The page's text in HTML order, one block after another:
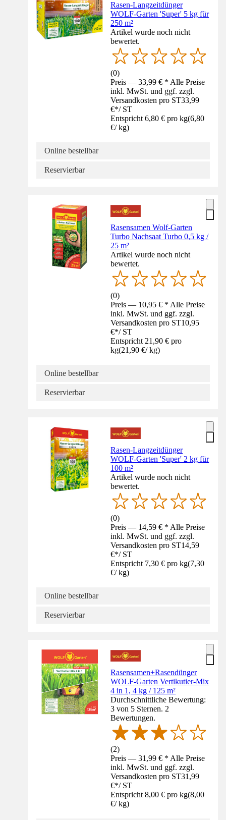
Rasen-Langzeitdünger
WOLF-Garten 'Super' 5 kg für
250 m²
Artikel wurde noch nicht
bewertet.
(0)
Preis — 33,99 € * Alle Preise
inkl. MwSt. und ggf. zzgl.
Versandkosten pro ST33,99
€*/ ST
Entspricht 6,80 € pro kg(6,80
€/ kg)
Online bestellbar
Reservierbar
Rasensamen Wolf-Garten
Turbo Nachsaat Turbo 0,5 kg /
25 m²
Artikel wurde noch nicht
bewertet.
(0)
Preis — 10,95 € * Alle Preise
inkl. MwSt. und ggf. zzgl.
Versandkosten pro ST10,95
€*/ ST
Entspricht 21,90 € pro
kg(21,90 €/ kg)
Online bestellbar
Reservierbar
Rasen-Langzeitdünger
WOLF-Garten 'Super' 2 kg für
100 m²
Artikel wurde noch nicht
bewertet.
(0)
Preis — 14,59 € * Alle Preise
inkl. MwSt. und ggf. zzgl.
Versandkosten pro ST14,59
€*/ ST
Entspricht 7,30 € pro kg(7,30
€/ kg)
Online bestellbar
Reservierbar
Rasensamen+Rasendünger
WOLF-Garten Vertikutier-Mix
4 in 1, 4 kg / 125 m²
Durchschnittliche Bewertung:
3 von 5 Sternen. 2
Bewertungen.
(2)
Preis — 31,99 € * Alle Preise
inkl. MwSt. und ggf. zzgl.
Versandkosten pro ST31,99
€*/ ST
Entspricht 8,00 € pro kg(8,00
€/ kg)